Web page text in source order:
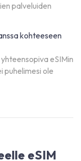
palveluiden
kohteeseen
eSIMin
puhelimesi ole
eSIM